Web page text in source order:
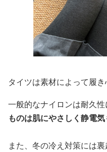
タイツは素材によって履き
一般的なナイロンは耐久性
ものは肌にやさしく静電
また、冬の冷え対策には